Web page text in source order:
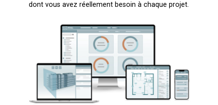
dont vous avez réellement besoin à chaque projet.